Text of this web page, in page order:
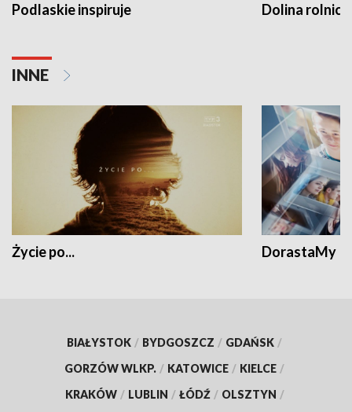
Podlaskie inspiruje Dolina
INNE
Życie po... DorastaMy
BIAŁYSTOK / BYDGOSZCZ / GDAŃSK /
GORZÓW WLKP. / KATOWICE / KIELCE /
KRAKÓW / LUBLIN / ŁÓDŹ / OLSZTYN /